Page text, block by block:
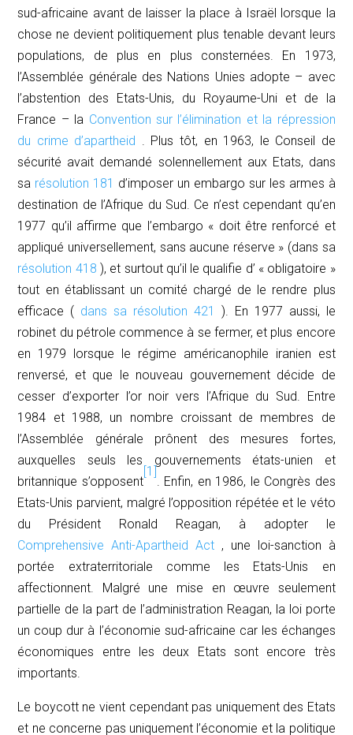
sud-africaine avant de laisser la place à Israël lorsque la
chose ne devient politiquement plus tenable devant leurs
populations, de plus en plus consternées. En 1973,
l’Assemblée générale des Nations Unies adopte – avec
l’abstention des Etats-Unis, du Royaume-Uni et de la
France – la Convention sur l’élimination et la répression
du crime d’apartheid . Plus tôt, en 1963, le Conseil de
sécurité avait demandé solennellement aux Etats, dans
sa résolution 181 d’imposer un embargo sur les armes à
destination de l’Afrique du Sud. Ce n’est cependant qu’en
1977 qu’il affirme que l’embargo « doit être renforcé et
appliqué universellement, sans aucune réserve » (dans sa
résolution 418 ), et surtout qu’il le qualifie d’ « obligatoire »
tout en établissant un comité chargé de le rendre plus
efficace ( dans sa résolution 421
). En 1977 aussi, le
robinet du pétrole commence à se fermer, et plus encore
en 1979 lorsque le régime américanophile iranien est
renversé, et que le nouveau gouvernement décide de
cesser d’exporter l’or noir vers l’Afrique du Sud. Entre
1984 et 1988, un nombre croissant de membres de
l’Assemblée générale prônent des mesures fortes,
auxquelles seuls les gouvernements états-unien et
britannique s’opposent
[1]
. Enfin, en 1986, le Congrès des
Etats-Unis parvient, malgré l’opposition répétée et le véto
du Président Ronald Reagan, à adopter le
Comprehensive Anti-Apartheid Act , une loi-sanction à
portée extraterritoriale comme les Etats-Unis en
affectionnent. Malgré une mise en œuvre seulement
partielle de la part de l’administration Reagan, la loi porte
un coup dur à l’économie sud-africaine car les échanges
économiques entre les deux Etats sont encore très
importants.
Le boycott ne vient cependant pas uniquement des Etats
et ne concerne pas uniquement l’économie et la politique